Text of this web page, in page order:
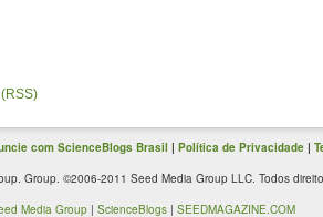
com ScienceBlogs Brasil | Política de Privacidade |
Group. ©2006-2011 Seed Media Group LLC. Todos
Media Group | ScienceBlogs | SEEDMAGAZINE.COM